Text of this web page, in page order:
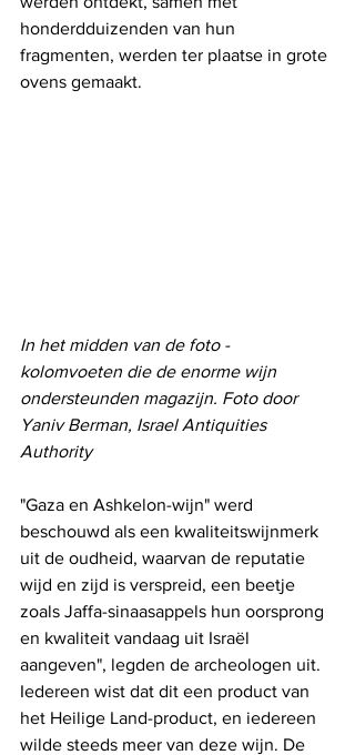
honderdduizenden van hun
fragmenten, werden ter plaatse in grote
ovens gemaakt.
In het midden van de foto -
kolomvoeten die de enorme wijn
ondersteunden magazijn. Foto door
Yaniv Berman, Israel Antiquities
Authority
"Gaza en Ashkelon-wijn" werd
beschouwd als een kwaliteitswijnmerk
uit de oudheid, waarvan de reputatie
wijd en zijd is verspreid, een beetje
zoals Jaffa-sinaasappels hun oorsprong
en kwaliteit vandaag uit Israël
aangeven", legden de archeologen uit.
Iedereen wist dat dit een product van
het Heilige Land-product, en iedereen
wilde steeds meer van deze wijn. De